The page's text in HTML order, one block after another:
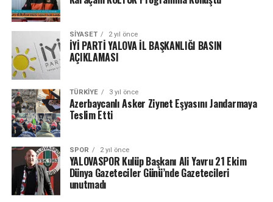
SIYASET 2 yıl önce
İYİ PARTİ YALOVA İL BAŞKANLIĞI BASIN
AÇIKLAMASI
TÜRKIYE 3 yıl önce
Azerbaycanlı Asker Ziynet Eşyasını Jandarmaya
Teslim Etti
SPOR 2 yıl önce
YALOVASPOR Kulüp Başkanı Ali Yavru 21 Ekim
Dünya Gazeteciler Günü’nde Gazetecileri
unutmadı